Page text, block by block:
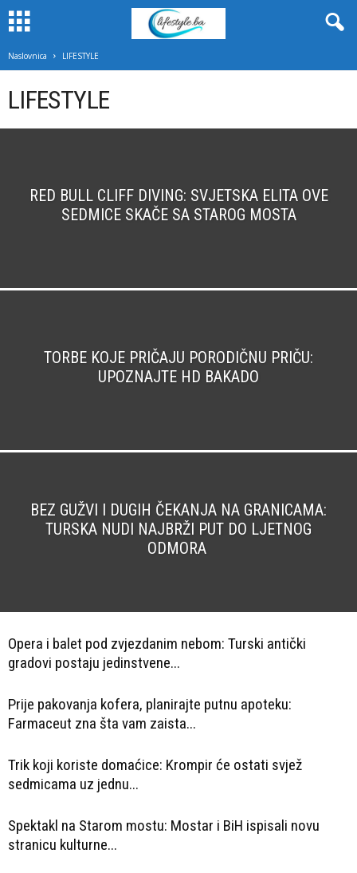
Naslovnica LIFESTYLE
LIFESTYLE
RED BULL CLIFF DIVING: SVJETSKA ELITA OVE
SEDMICE SKAČE SA STAROG MOSTA
TORBE KOJE PRIČAJU PORODIČNU PRIČU:
UPOZNAJTE HD BAKADO
BEZ GUŽVI I DUGIH ČEKANJA NA GRANICAMA:
TURSKA NUDI NAJBRŽI PUT DO LJETNOG
ODMORA
Opera i balet pod zvjezdanim nebom: Turski antički
gradovi postaju jedinstvene...
Prije pakovanja kofera, planirajte putnu apoteku:
Farmaceut zna šta vam zaista...
Trik koji koriste domaćice: Krompir će ostati svjež
sedmicama uz jednu...
Spektakl na Starom mostu: Mostar i BiH ispisali novu
stranicu kulturne...